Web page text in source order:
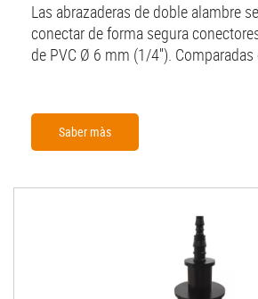
Las abrazaderas de doble alambre
conectar de forma segura
de PVC Ø 6 mm (1/4'').
Saber màs